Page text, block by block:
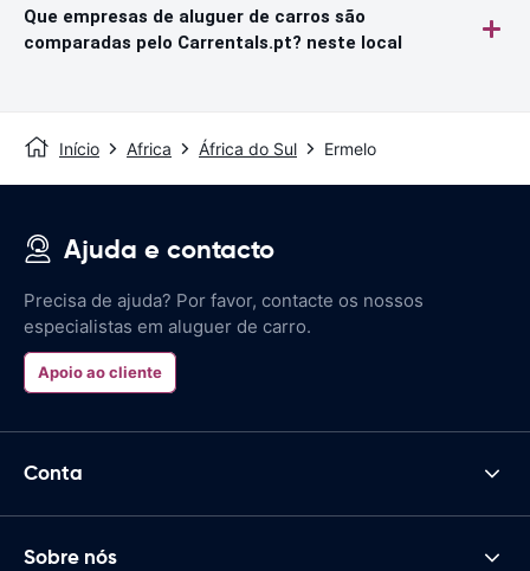
Que empresas de aluguer de carros são
comparadas pelo Carrentals.pt? neste local
Início Africa África do Sul Ermelo
Ajuda e contacto
Precisa de ajuda? Por favor, contacte os nossos
especialistas em aluguer de carro.
Apoio ao cliente
Conta
Sobre nós